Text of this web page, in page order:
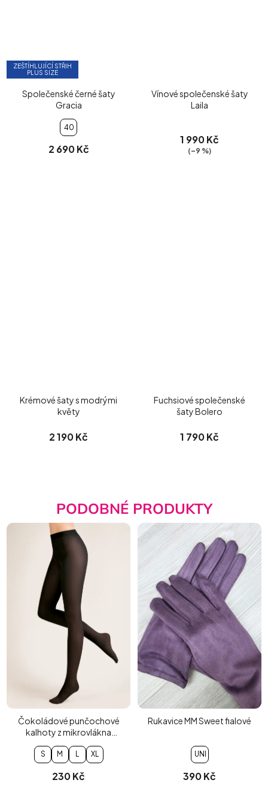
ZEŠTÍHLUJÍCÍ STŘIH
PLUS SIZE
Společenské černé šaty
Gracia
40
2 690 Kč
Vínové společenské šaty
Laila
1 990 Kč
(–9 %)
Krémové šaty s modrými
květy
2 190 Kč
Fuchsiové společenské
šaty Bolero
1 790 Kč
PODOBNÉ PRODUKTY
Čokoládové punčochové
kalhoty z mikrovlákna
40DEN
S M L XL
230 Kč
Rukavice MM Sweet fialové
UNI
390 Kč